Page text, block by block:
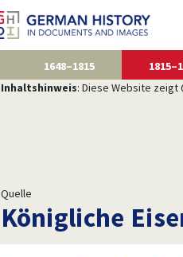
1648–1815
Inhaltshinweis: Diese Website
Quelle
Königliche